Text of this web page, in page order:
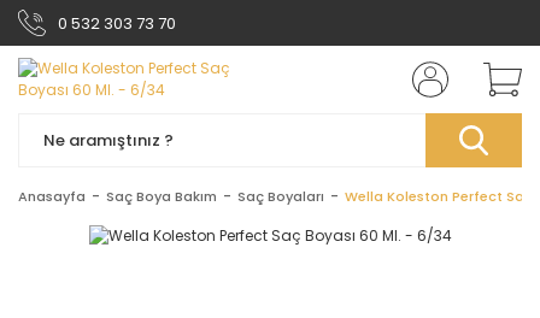
0 532 303 73 70
Anasayfa Saç Boya Bakım Saç Boyaları Wella Koleston Perfect Saç